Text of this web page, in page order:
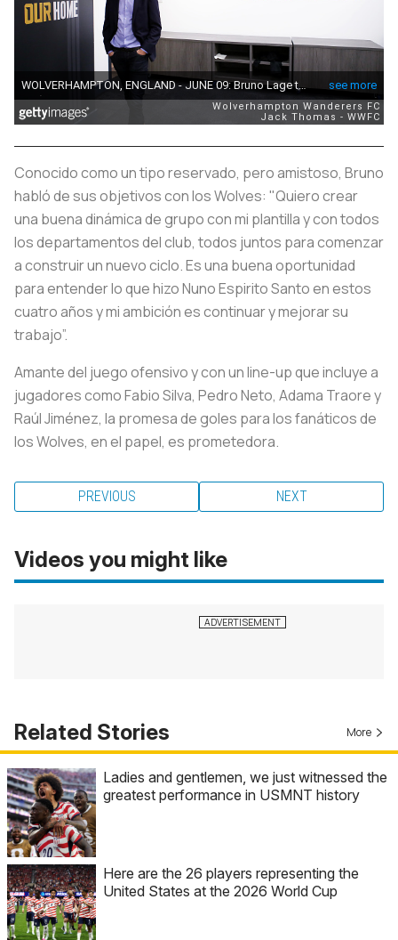
Conocido como un tipo reservado, pero amistoso, Bruno
habló de sus objetivos con los Wolves: "Quiero crear
una buena dinámica de grupo con mi plantilla y con todos
los departamentos del club, todos juntos para comenzar
a construir un nuevo ciclo. Es una buena oportunidad
para entender lo que hizo Nuno Espirito Santo en estos
cuatro años y mi ambición es continuar y mejorar su
trabajo”.
Amante del juego ofensivo y con un line-up que incluye a
jugadores como Fabio Silva, Pedro Neto, Adama Traore y
Raúl Jiménez, la promesa de goles para los fanáticos de
los Wolves, en el papel, es prometedora.
PREVIOUS NEXT
Videos you might like
Related Stories More
Ladies and gentlemen, we just witnessed the
greatest performance in USMNT history
Here are the 26 players representing the
United States at the 2026 World Cup